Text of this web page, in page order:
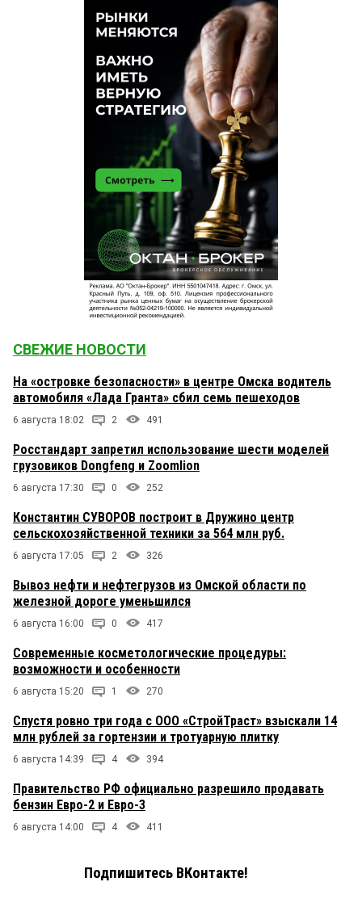
СВЕЖИЕ НОВОСТИ
На «островке безопасности» в центре Омска водитель
автомобиля «Лада Гранта» сбил семь пешеходов
6 августа 18:02 2 491
Росстандарт запретил использование шести моделей
грузовиков Dongfeng и Zoomlion
6 августа 17:30 0 252
Константин СУВОРОВ построит в Дружино центр
сельскохозяйственной техники за 564 млн руб.
6 августа 17:05 2 326
Вывоз нефти и нефтегрузов из Омской области по
железной дороге уменьшился
6 августа 16:00 0 417
Современные косметологические процедуры:
возможности и особенности
6 августа 15:20 1 270
Спустя ровно три года с ООО «СтройТраст» взыскали 14
млн рублей за гортензии и тротуарную плитку
6 августа 14:39 4 394
Правительство РФ официально разрешило продавать
бензин Евро-2 и Евро-3
6 августа 14:00 4 411
Подпишитесь ВКонтакте!